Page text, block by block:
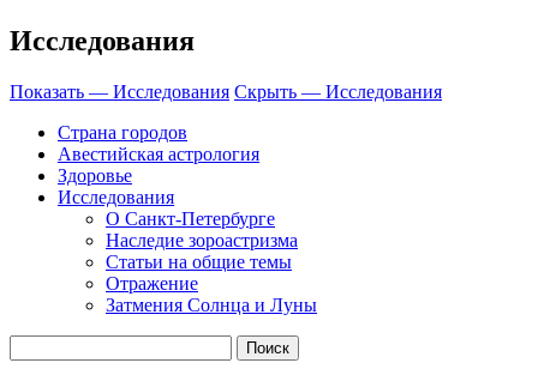
Исследования
Показать — Исследования Скрыть — Исследования
Страна городов
Авестийская астрология
Здоровье
Исследования
О Санкт-Петербурге
Наследие зороастризма
Cтатьи на общие темы
Отражение
Затмения Солнца и Луны